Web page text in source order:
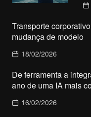
Transporte
mudança de modelo
18/02/2026
De ferramenta a
ano de uma IA mais
16/02/2026